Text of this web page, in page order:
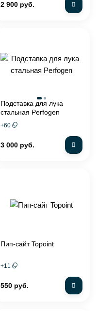
2 900 руб.
Подставка для лука
стальная Perfogen
+60
3 000 руб.
Пип-сайт Topoint
+11
550 руб.